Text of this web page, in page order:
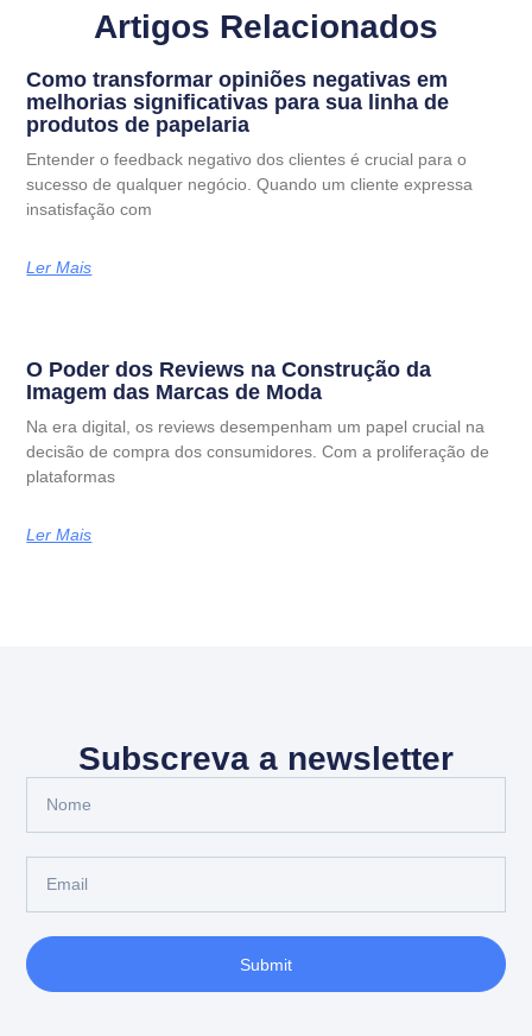
Artigos Relacionados
Como transformar opiniões negativas em
melhorias significativas para sua linha de
produtos de papelaria
Entender o feedback negativo dos clientes é crucial para o
sucesso de qualquer negócio. Quando um cliente expressa
insatisfação com
Ler Mais
O Poder dos Reviews na Construção da
Imagem das Marcas de Moda
Na era digital, os reviews desempenham um papel crucial na
decisão de compra dos consumidores. Com a proliferação de
plataformas
Ler Mais
Subscreva a newsletter
Submit